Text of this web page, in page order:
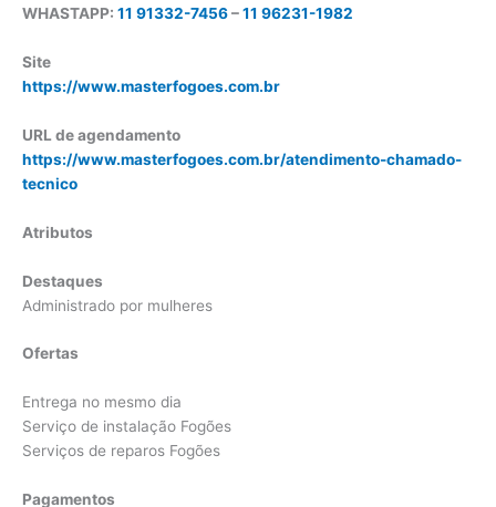
WHASTAPP: 11 91332-7456–11 96231-1982
Site
https://www.masterfogoes.com.br
URL de agendamento
https://www.masterfogoes.com.br/atendimento-chamado-
tecnico
Atributos
Destaques
Administrado por mulheres
Ofertas
Entrega no mesmo dia
Serviço de instalação Fogões
Serviços de reparos Fogões
Pagamentos